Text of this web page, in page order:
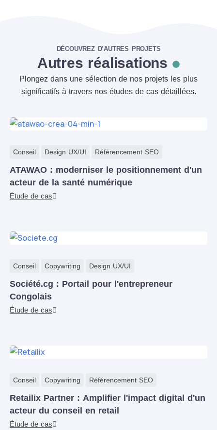
DÉCOUVREZ D’AUTRES PROJETS
Autres réalisations
Plongez dans une sélection de nos projets les plus
significatifs à travers nos études de cas détaillées.
Conseil Design UX/UI Référencement SEO
ATAWAO : moderniser le positionnement d'un
acteur de la santé numérique
Étude de cas
Conseil Copywriting Design UX/UI
Société.cg : Portail pour l'entrepreneur
Congolais
Étude de cas
Conseil Copywriting Référencement SEO
Retailix Partner : Amplifier l'impact digital d'un
acteur du conseil en retail
Étude de cas